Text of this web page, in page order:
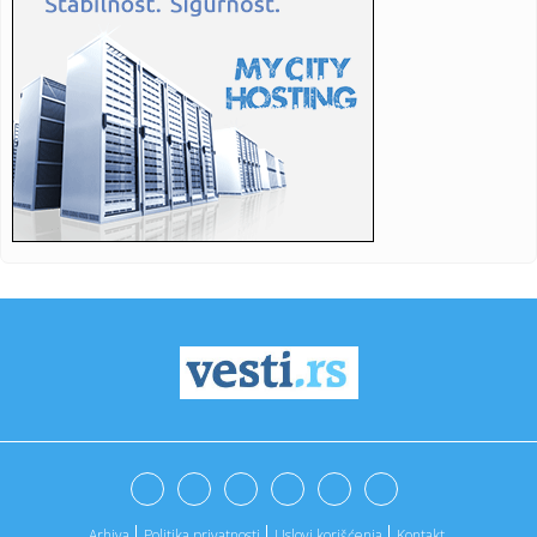
16:52:
na ostav...
16:52:U Gradišci nema restrikcije vode: Kapacitet duplo veći od
potro...
16:52:Od brzine do alkohola: Ovo su kazne za saobraćajne
prekršaje u ...
16:52:Saobraćajni kolaps u Banjaluci: Za nekoliko kilometara
treba 45 ...
EIB odobrila kredit od 100 miliona evra Rumuniji
Premijerligaška "bomba": Siti našao zamenu za Rodrija u
redovim...